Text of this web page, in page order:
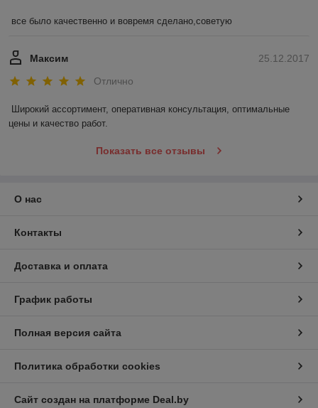
все было качественно и вовремя сделано,советую
25.12.2017
Максим
Отлично
Широкий ассортимент, оперативная консультация, оптимальные
цены и качество работ.
Показать все отзывы
О нас
Контакты
Доставка и оплата
График работы
Полная версия сайта
Политика обработки cookies
Сайт создан на платформе Deal.by